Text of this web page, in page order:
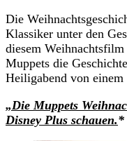
Die
Klassiker unter den
diesem
Muppets die
Heiligabend von
„Die Muppets
Disney Plus schauen.*